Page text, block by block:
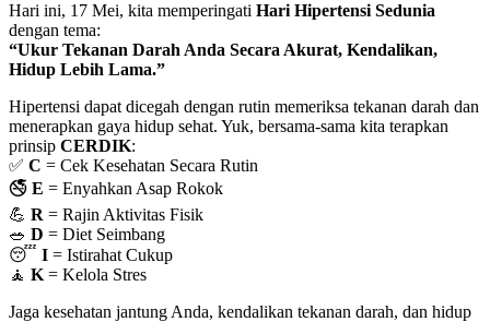
Hari ini, 17 Mei, kita memperingati Hari Hipertensi Sedunia
dengan tema:
“Ukur Tekanan Darah Anda Secara Akurat, Kendalikan,
Hidup Lebih Lama.”
Hipertensi dapat dicegah dengan rutin memeriksa tekanan darah dan
menerapkan gaya hidup sehat. Yuk, bersama-sama kita terapkan
prinsip CERDIK:
✅ C = Cek Kesehatan Secara Rutin
🚭 E = Enyahkan Asap Rokok
💪 R = Rajin Aktivitas Fisik
🥗 D = Diet Seimbang
😴 I = Istirahat Cukup
🧘 K= Kelola Stres
Jaga kesehatan jantung Anda, kendalikan tekanan darah, dan hidup